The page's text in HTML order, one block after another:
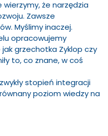
że narzędzia
Zawsze
Myślimy inaczej.
opracowujemy
grzechotka Zyklop czy
to, co znane, w coś
stopień integracji
poziom wiedzy na